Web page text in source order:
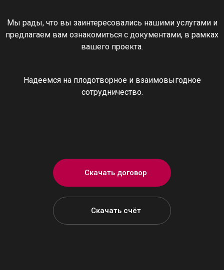
Мы рады, что вы заинтересовались нашими услугами и
предлагаем вам ознакомиться с документами, в рамках
вашего проекта.
Надеемся на плодотворное и взаимовыгодное
сотрудничество.
Скачать договор
Скачать счёт